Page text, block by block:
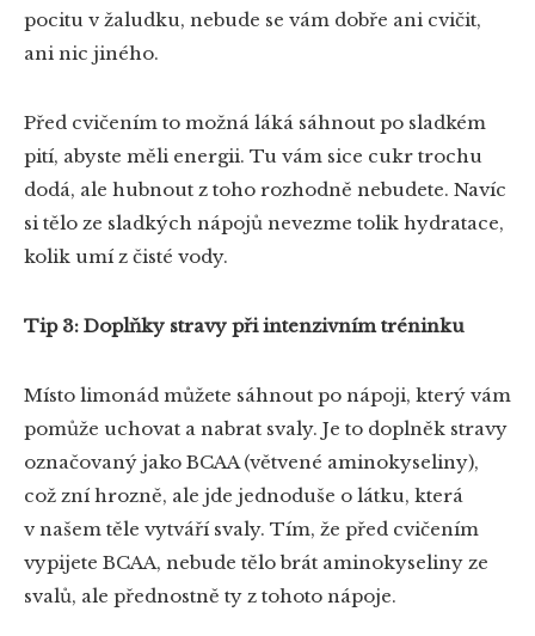
pocitu v žaludku, nebude se vám dobře ani cvičit,
ani nic jiného.
Před cvičením to možná láká sáhnout po sladkém
pití, abyste měli energii. Tu vám sice cukr trochu
dodá, ale hubnout z toho rozhodně nebudete. Navíc
si tělo ze sladkých nápojů nevezme tolik hydratace,
kolik umí z čisté vody.
Tip 3: Doplňky stravy při intenzivním tréninku
Místo limonád můžete sáhnout po nápoji, který vám
pomůže uchovat a nabrat svaly. Je to doplněk stravy
označovaný jako BCAA (větvené aminokyseliny),
což zní hrozně, ale jde jednoduše o látku, která
v našem těle vytváří svaly. Tím, že před cvičením
vypijete BCAA, nebude tělo brát aminokyseliny ze
svalů, ale přednostně ty z tohoto nápoje.